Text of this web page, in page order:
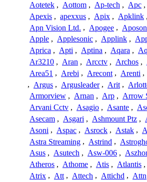
Aotetek , Aottom , Ap-tech , Apc ,
Apexis , apexxus , Apix , Apklink ,
Apn Vision Ltd. , Apogee ,
Apple , Applesonic , Applink ,
Aprica , Apti , Aptina , Aqara ,
Ar3210 , Aran , Arcctv , Archos ,
Area51 , Arebi , Arecont , Arenti ,
, Argus , Argusleader , Arit ,
Armorview , Arnan , Arp , Arrow
Arvani Cctv , Asagio , Asante ,
Asecam , Asgari , Ashmount Ptz ,
Asoni , Aspac , Asrock , Astak ,
Astra Streaming , Astrind ,
Asus , Asutech , Asw-006 ,
Atheros , Athome , Atis , Atlantis ,
Atrix , Att , Attech , Attichd , Attn